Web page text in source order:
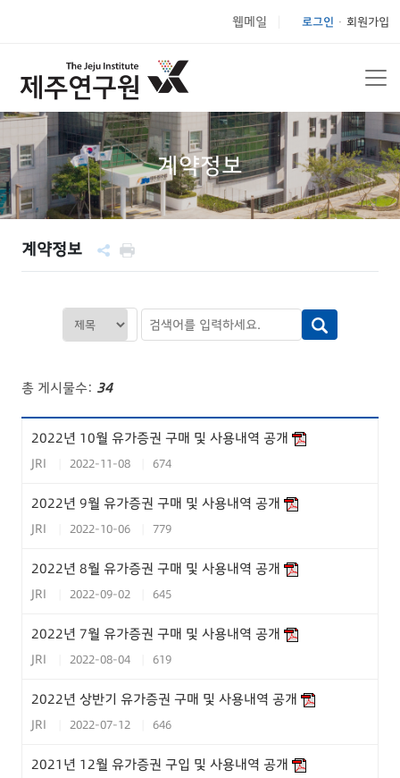
웹메일 로그인 회원가입
계약정보
계약정보
총 게시물수: 34
2022년 10월 유가증권 구매 및 사용내역 공개
JRI 2022-11-08 674
2022년 9월 유가증권 구매 및 사용내역 공개
JRI 2022-10-06 779
2022년 8월 유가증권 구매 및 사용내역 공개
JRI 2022-09-02 645
2022년 7월 유가증권 구매 및 사용내역 공개
JRI 2022-08-04 619
2022년 상반기 유가증권 구매 및 사용내역 공개
JRI 2022-07-12 646
2021년 12월 유가증권 구입 및 사용내역 공개